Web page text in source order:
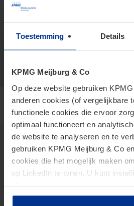
Toestemming Details
KPMG Meijburg & Co
Op deze website gebruiken
anderen cookies (of vergelijkbare
functionele cookies die ervoor
optimaal functioneert en
de website te analyseren en te
gebruiken KPMG Meijburg & Co
cookies die het mogelijk maken
op LinkedIn te tonen. U kunt
te klikken. Als u op “Accepteer
+316 150 430 03
honings.ronald@kpmg.com
Thema's
AI in Tax